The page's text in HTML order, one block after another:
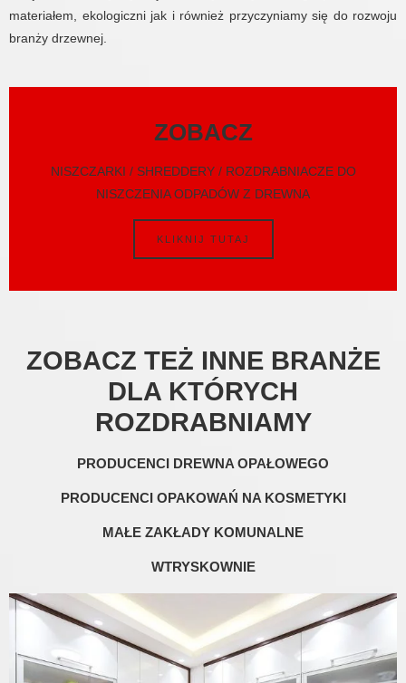
materiałem, ekologiczni jak i również przyczyniamy się do rozwoju
branży drzewnej.
ZOBACZ
NISZCZARKI / SHREDDERY / ROZDRABNIACZE DO
NISZCZENIA ODPADÓW Z DREWNA
KLIKNIJ TUTAJ
ZOBACZ TEŻ INNE BRANŻE
DLA KTÓRYCH
ROZDRABNIAMY
PRODUCENCI DREWNA OPAŁOWEGO
PRODUCENCI OPAKOWAŃ NA KOSMETYKI
MAŁE ZAKŁADY KOMUNALNE
WTRYSKOWNIE